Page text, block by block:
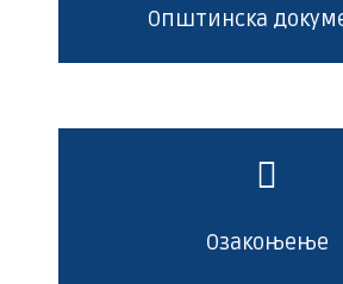
Општинска
Озакоњење